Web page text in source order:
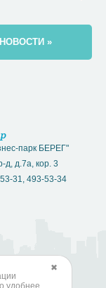
»
парк БЕРЕГ"
д, д.7а, кор. 3
31, 493-53-34
✖
удобнее.